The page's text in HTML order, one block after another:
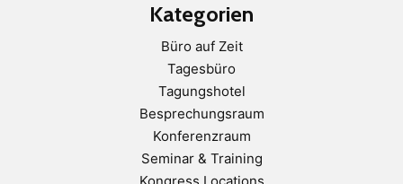
Kategorien
Büro auf Zeit
Tagesbüro
Tagungshotel
Besprechungsraum
Konferenzraum
Seminar & Training
Kongress Locations